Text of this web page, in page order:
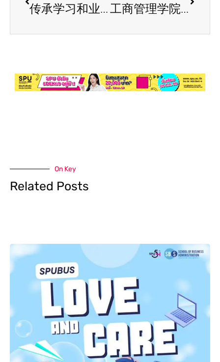
传承学习和业务经验 工商管理学院祝贺同学们
On Key
Related Posts